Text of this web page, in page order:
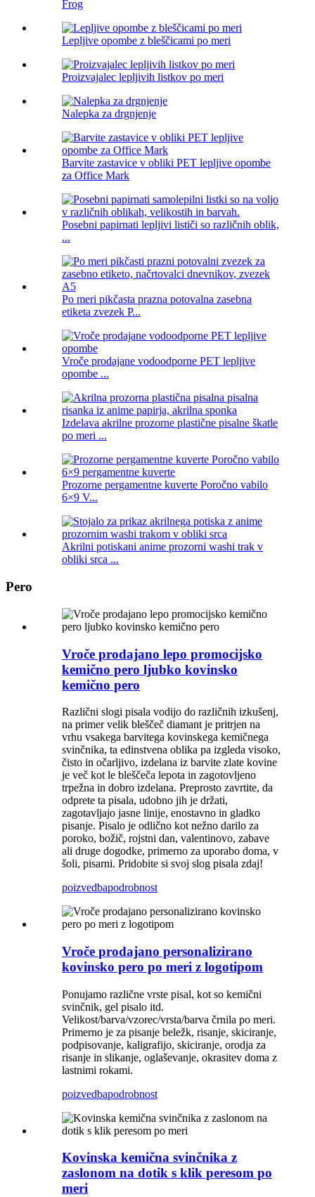
Frog
Lepljive opombe z bleščicami po meri
Proizvajalec lepljivih listkov po meri
Nalepka za drgnjenje
Barvite zastavice v obliki PET lepljive opombe
za Office Mark
Posebni papirnati lepljivi lističi so različnih oblik,
...
Po meri pikčasta prazna potovalna zasebna
etiketa zvezek P...
Vroče prodajane vodoodporne PET lepljive
opombe ...
Izdelava akrilne prozorne plastične pisalne škatle
po meri ...
Prozorne pergamentne kuverte Poročno vabilo
6×9 V...
Akrilni potiskani anime prozorni washi trak v
obliki srca ...
Pero
Vroče prodajano lepo promocijsko
kemično pero ljubko kovinsko
kemično pero
Različni slogi pisala vodijo do različnih izkušenj,
na primer velik bleščeč diamant je pritrjen na
vrhu vsakega barvitega kovinskega kemičnega
svinčnika, ta edinstvena oblika pa izgleda visoko,
čisto in očarljivo, izdelana iz barvite zlate kovine
je več kot le bleščeča lepota in zagotovljeno
trpežna in dobro izdelana. Preprosto zavrtite, da
odprete ta pisala, udobno jih je držati,
zagotavljajo jasne linije, enostavno in gladko
pisanje. Pisalo je odlično kot nežno darilo za
poroko, božič, rojstni dan, valentinovo, zabave
ali druge dogodke, primerno za uporabo doma, v
šoli, pisarni. Pridobite si svoj slog pisala zdaj!
poizvedbapodrobnost
Vroče prodajano personalizirano
kovinsko pero po meri z logotipom
Ponujamo različne vrste pisal, kot so kemični
svinčnik, gel pisalo itd.
Velikost/barva/vzorec/vrsta/barva črnila po meri.
Primerno je za pisanje beležk, risanje, skiciranje,
podpisovanje, kaligrafijo, skiciranje, orodja za
risanje in slikanje, oglaševanje, okrasitev doma z
lastnimi rokami.
poizvedbapodrobnost
Kovinska kemična svinčnika z
zaslonom na dotik s klik peresom po
meri